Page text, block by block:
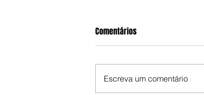
Comentários
Escreva um comentário